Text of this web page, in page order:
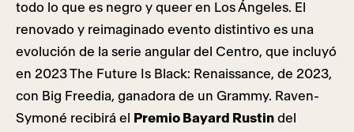
todo lo que es negro y queer en Los Ángeles. El
renovado y reimaginado evento distintivo es una
evolución de la serie angular del Centro, que incluyó
en 2023 The Future Is Black: Renaissance, de 2023,
con Big Freedia, ganadora de un Grammy. Raven-
Symoné recibirá el
Premio Bayard Rustin del